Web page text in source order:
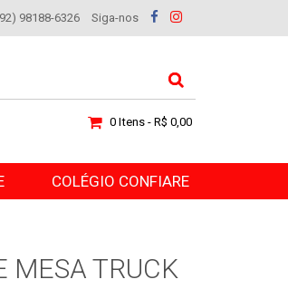
98188-6326 Siga-nos
0 Itens - R$ 0,00
COLÉGIO CONFIARE
MESA TRUCK